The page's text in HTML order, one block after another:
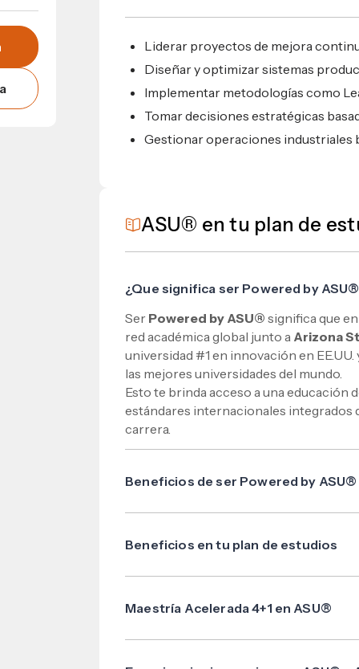
Liderar proyectos de mejora
Diseñar y optimizar sistemas
Implementar metodologías como
Tomar decisiones estratégicas
Gestionar operaciones industriales
ASU® en tu plan de
¿Que significa ser Powered by
Ser Powered by ASU® significa que
red académica global junto a Arizona
universidad #1 en innovación en
las mejores universidades del mundo.
Esto te brinda acceso a una educación
estándares internacionales integrados
carrera.
Beneficios de ser Powered by ASU®
Formación con estándares
Oportunidades académicas en
Red profesional internacional.
Beneficios en tu plan de estudios
ASU Content®: Cursos con casos
ASU Certificates®: Certificaciones
Maestría Acelerada 4+1 en ASU®
Dos carreras: Completa 4 años en